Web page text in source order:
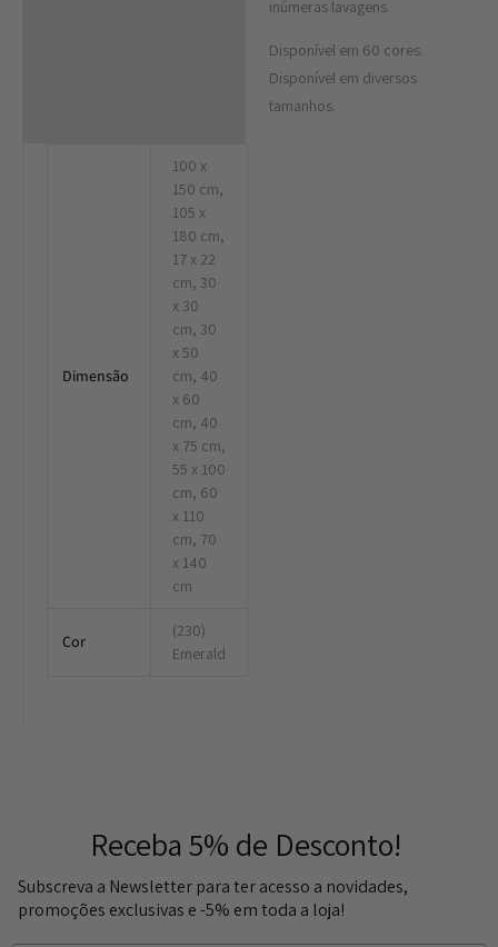
inúmeras lavagens.
Disponível em 60 cores.
Disponível em diversos
tamanhos.
Dimensão
100 x
150 cm,
105 x
180 cm,
17 x 22
cm, 30
x 30
cm, 30
x 50
cm, 40
x 60
cm, 40
x 75 cm,
55 x 100
cm, 60
x 110
cm, 70
x 140
cm
Cor
(230)
Emerald
Receba 5% de Desconto!
Subscreva a Newsletter para ter acesso a novidades,
promoções exclusivas e -5% em toda a loja!